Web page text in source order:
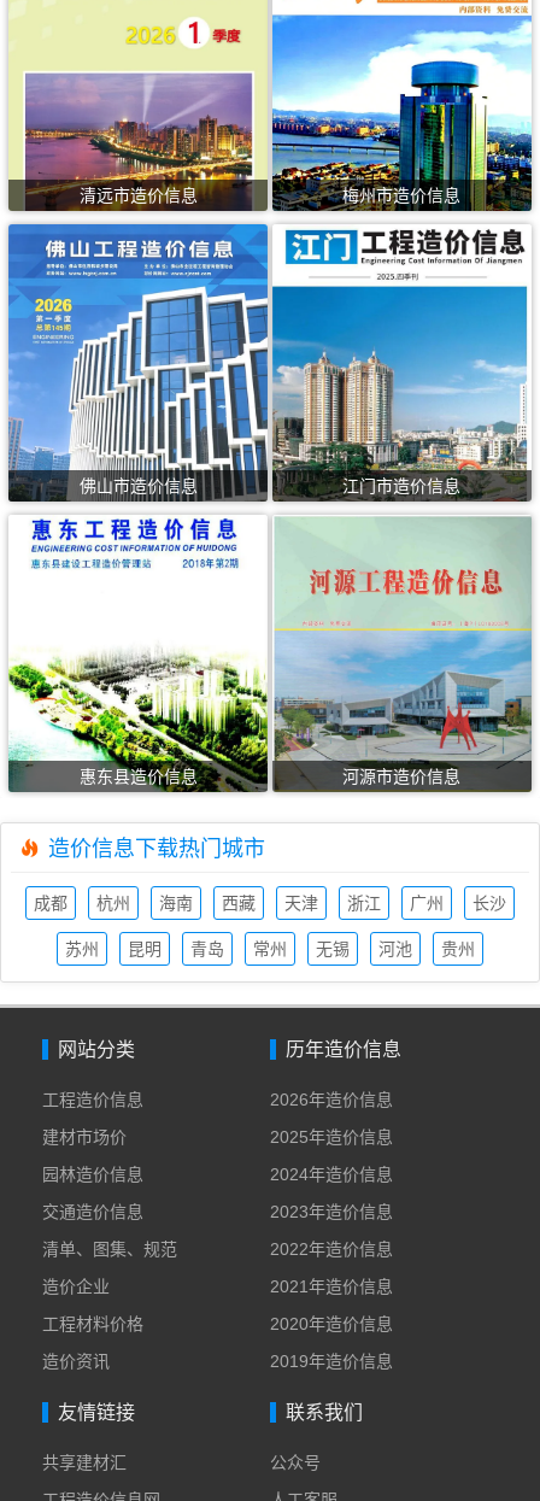
清远市造价信息 梅州市造价信息
佛山市造价信息 江门市造价信息
惠东县造价信息 河源市造价信息
造价信息下载热门城市
成都
信息
杭州
海南
信息
西藏
信息
天津
信息
浙江
信息
广州
信息
长沙
苏州
昆明
青岛
常州
无锡
河池
贵州
网站分类
工程造价信息
建材市场价
园林造价信息
交通造价信息
清单、图集、规范
造价企业
工程材料价格
造价资讯
历年造价信息
2026年造价信息
2025年造价信息
2024年造价信息
2023年造价信息
2022年造价信息
2021年造价信息
2020年造价信息
2019年造价信息
友情链接
共享建材汇
联系我们
公众号